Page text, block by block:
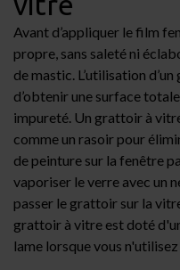
Avant d’appliquer le film
propre, sans saleté ni
de mastic. L’utilisation d’un
d’obtenir une surface
impureté. Un grattoir à
comme un rasoir pour
de peinture sur la fenêtre
vaporiser le verre avec un
passer le grattoir sur la
grattoir à vitre est doté
lame lorsque vous